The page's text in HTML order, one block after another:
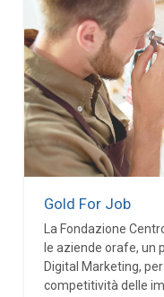
Gold For Job
La Fondazione
le aziende orafe, un
Digital Marketing,
competitività delle